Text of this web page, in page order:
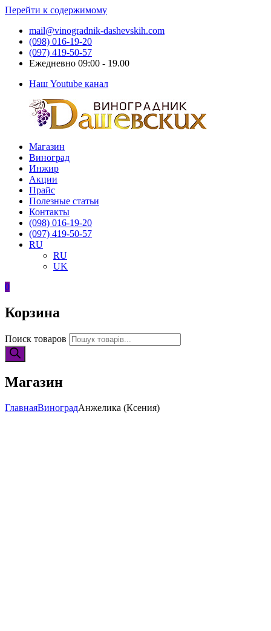
Перейти к содержимому
mail@vinogradnik-dashevskih.com
(098) 016-19-20
(097) 419-50-57
Ежедневно 09:00 - 19.00
Наш Youtube канал
Виноградник
Дашевских
Саженцы
черенки
винограда
Магазин
Виноград
Инжир
Акции
Прайс
Полезные статьи
Контакты
(098) 016-19-20
(097) 419-50-57
RU
RU
UK
0
Корзина
Поиск товаров
Магазин
ГлавнаяВиноградАнжелика (Ксения)